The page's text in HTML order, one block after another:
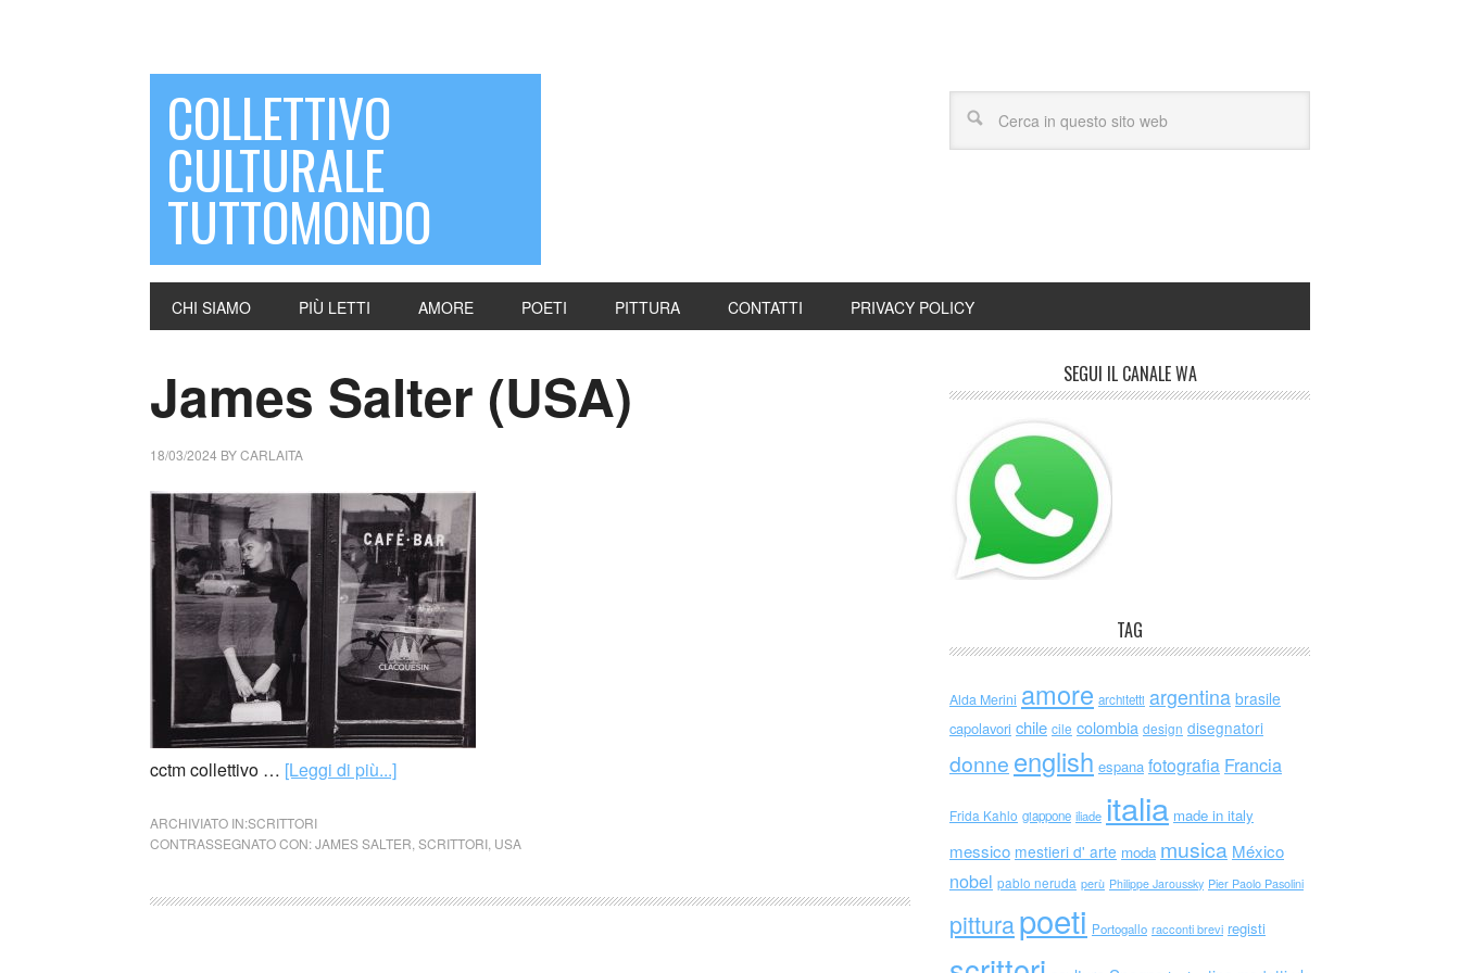
COLLETTIVO
CULTURALE
TUTTOMONDO
CHI SIAMO PIÙ LETTI AMORE POETI PITTURA CONTATTI PRIVACY POLICY
James Salter (USA)
18/03/2024 BYCARLAITA
cctm collettivo … [Leggi di più...]
ARCHIVIATO IN:SCRITTORI
CONTRASSEGNATO CON:JAMES SALTER SCRITTORI USA
SEGUI IL CANALE WA
TAG
Alda Merini amore architetti argentina brasile
capolavori chile cile colombia design disegnatori
donne english espana fotografia Francia
Frida Kahlo giappone iliade italia made in italy
messico mestieri d' arte moda musica México
nobel pablo neruda perù Philippe Jaroussky Pier Paolo Pasolini
pitturapoeti Portogallo racconti brevi registi